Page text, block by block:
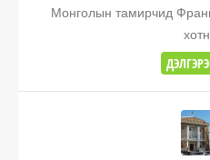
Монголын тамирчид